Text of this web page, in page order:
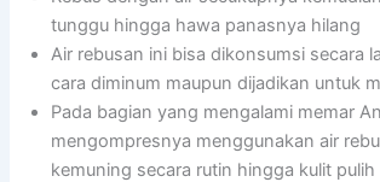
tunggu hingga hawa panasnya hilang
Air rebusan ini bisa dikonsumsi secara
cara diminum maupun dijadikan untuk
Pada bagian yang mengalami memar
mengompresnya menggunakan air
kemuning secara rutin hingga kulit pulih